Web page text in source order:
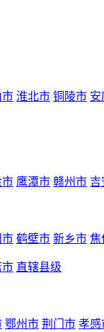
市 淮北市 铜陵市 安
市 鹰潭市 赣州市 吉
市 鹤壁市 新乡市 焦
市 直辖县级
鄂州市 荆门市 孝感